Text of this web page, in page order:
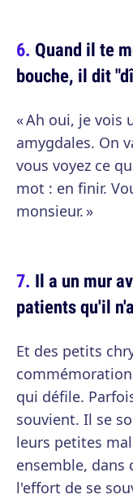
Quand il te
bouche, il dit
« Ah oui, je vois
amygdales. On
vous voyez ce
mot : en finir.
monsieur. »
Il a un mur
patients qu'il
Et des petits
qui défile.
souvient. Il se
leurs petites
ensemble, dans
l'effort de se